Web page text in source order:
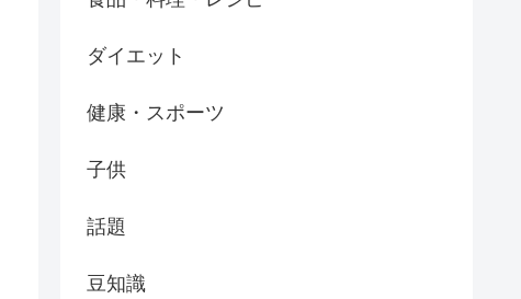
ダイエット
健康・スポーツ
子供
話題
豆知識